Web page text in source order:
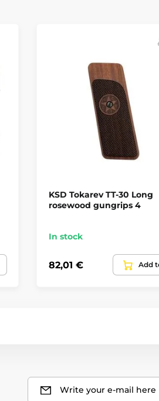
KSD Tokarev TT-30 Long
rosewood gungrips 4
In stock
82,01 € Add
Write your e-mail here